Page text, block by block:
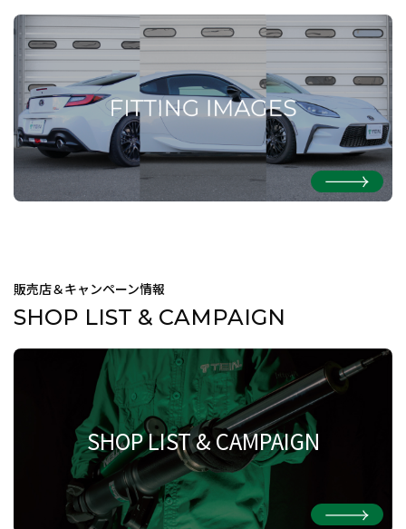
販売店＆キャンペーン情報
SHOP LIST & CAMPAIGN
SHOP LIST & CAMPAIGN